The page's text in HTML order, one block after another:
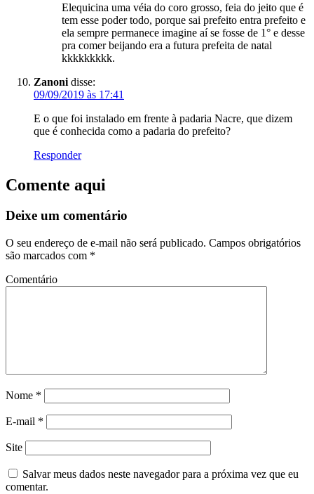
Elequicina uma véia do coro grosso, feia do jeito que é
tem esse poder todo, porque sai prefeito entra prefeito e
ela sempre permanece imagine aí se fosse de 1° e desse
pra comer beijando era a futura prefeita de natal
kkkkkkkkk.
Zanoni disse:
09/09/2019 às 17:41
E o que foi instalado em frente à padaria Nacre, que dizem
que é conhecida como a padaria do prefeito?
Responder
Comente aqui
Deixe um comentário
O seu endereço de e-mail não será publicado. Campos obrigatórios
são marcados com *
Comentário
Nome *
E-mail *
Site
Salvar meus dados neste navegador para a próxima vez que eu
comentar.